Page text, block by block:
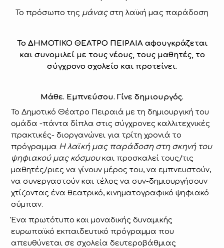
Το πρόσωπο της μάναςστη λαϊκή μας παράδοση
Το ΔΗΜΟΤΙΚΟ ΘΕΑΤΡΟ ΠΕΙΡΑΙΑ αφουγκράζεται
και συνομιλεί με τους νέους, τους μαθητές, το
σύγχρονο σχολείο και προτείνει.
Μάθε. Εμπνεύσου. Γίνε δημιουργός.
Το Δημοτικό Θέατρο Πειραιά με τη δημιουργική του
ομάδα -πάντα δίπλα στις σύγχρονες καλλιτεχνικές
πρακτικές- διοργανώνει για τρίτη χρονιά το
πρόγραμμα Η λαϊκή μας παράδοση στη σκηνή του
ψηφιακού μας κόσμουκαι προσκαλεί τους/τις
μαθητές/ριες να γίνουν μέρος του, να εμπνευστούν,
να συνεργαστούν και τέλος να συν-δημιουργήσουν
χτίζοντας ένα θεατρικό, κινηματογραφικό ψηφιακό
σύμπαν.
Ένα πρωτότυπο και μοναδικής δυναμικής
ευρωπαϊκό εκπαιδευτικό πρόγραμμα που
απευθύνεται σε σχολεία δευτεροβάθμιας